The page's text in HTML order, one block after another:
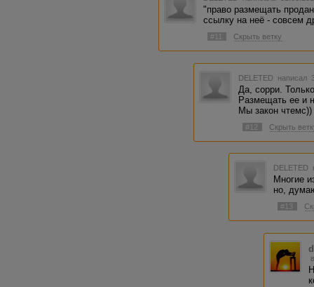
"право размещать
ссылку на неё - совсем
#11 Скрыть ветку
DELETED написал
Да, сорри.
Размещать ее и
Мы закон чтемс))
#12 Скрыть
DELETED
Многие
но,
#13